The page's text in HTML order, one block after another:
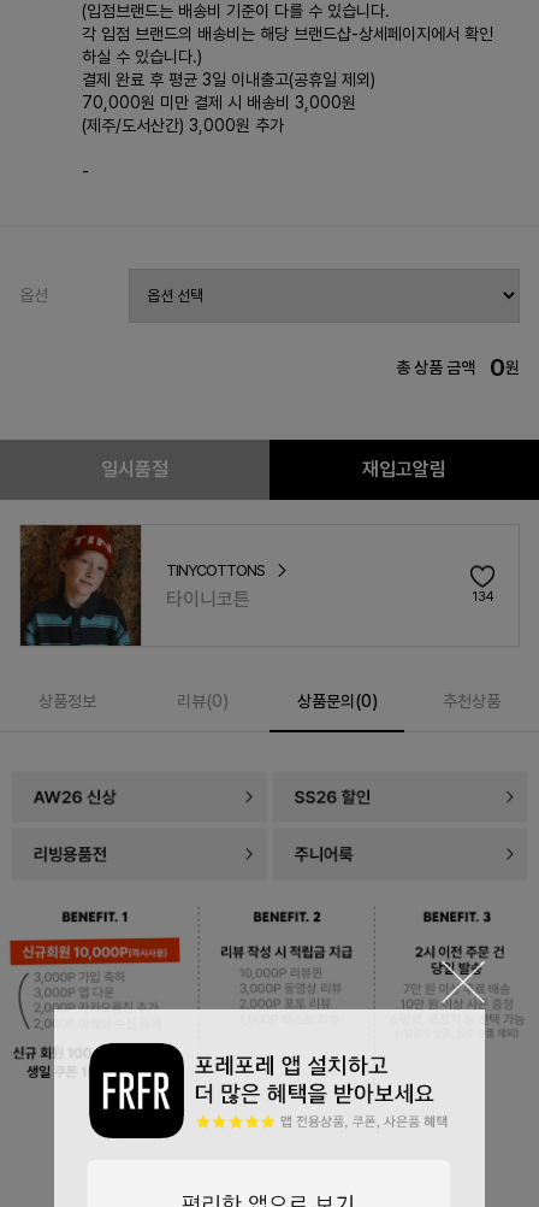
(입점브랜드는 배송비 기준이 다를 수 있습니다.
각 입점 브랜드의 배송비는 해당 브랜드샵-상세페이지에서 확인
하실 수 있습니다.)
결제 완료 후 평균 3일 이내출고(공휴일 제외)
70,000원 미만 결제 시 배송비 3,000원
(제주/도서산간) 3,000원 추가
-
옵션
총 상품 금액 0원
일시품절 재입고알림
TINYCOTTONS
타이니코튼 134
상품정보 리뷰(0) 상품문의(0) 추천상품